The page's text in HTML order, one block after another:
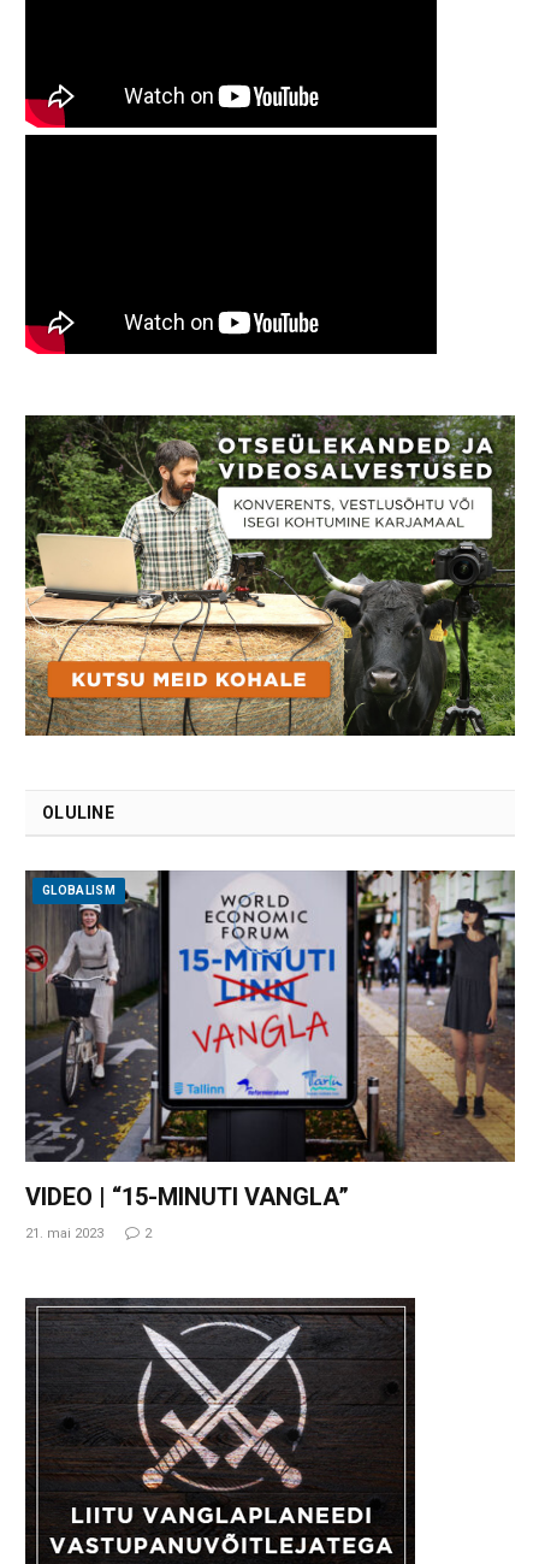
OLULINE
GLOBALISM
VIDEO | “15-MINUTI VANGLA”
21. mai 2023 2